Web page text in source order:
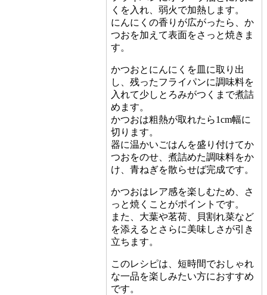
くを入れ、弱火で加熱します。
にんにくの香りが広がったら、か
つおを加えて表面をさっと焼きま
す。
かつおとにんにくを皿に取り出
し、残ったフライパンに調味料を
入れて少しとろみがつくまで煮詰
めます。
かつおは粗熱が取れたら1cm幅に
切ります。
器に温かいごはんを盛り付けてか
つおをのせ、煮詰めた調味料をか
け、青ねぎを散らせば完成です。
かつおはレア感を楽しむため、さ
っと焼くことがポイントです。
また、大葉や茗荷、貝割れ菜など
を添えるとさらに美味しさが引き
立ちます。
このレシピは、短時間でおしゃれ
な一品を楽しみたい方におすすめ
です。